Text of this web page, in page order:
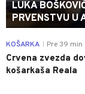
LUKA
PRVENSTVU U
KOŠARKA Pre 39 min
Crvena zvezda
košarkaša Reala